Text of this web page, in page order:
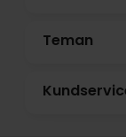
Teman